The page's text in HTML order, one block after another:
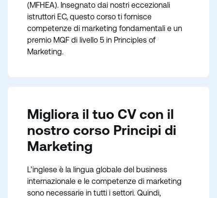
(MFHEA). Insegnato dai nostri eccezionali
istruttori EC, questo corso ti fornisce
competenze di marketing fondamentali e un
premio MQF di livello 5 in Principles of
Marketing.
Migliora il tuo CV con il
nostro corso Principi di
Marketing
L’inglese è la lingua globale del business
internazionale e le competenze di marketing
sono necessarie in tutti i settori. Quindi,